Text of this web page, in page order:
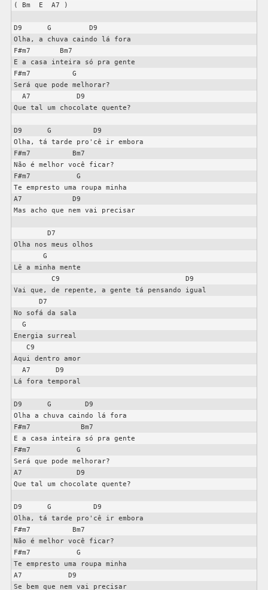
( Bm  E  A7 )
D9      G         D9
Olha, a chuva caindo lá fora
F#m7       Bm7
E a casa inteira só pra gente
F#m7          G
Será que pode melhorar?
Que tal um chocolate quente?
D9      G          D9
Olha, tá tarde pro'cê ir embora
F#m7          Bm7
Não é melhor você ficar?
F#m7           G
Te empresto uma roupa minha
A7            D9
Mas acho que nem vai precisar
Olha nos meus olhos
Lê a minha mente
Vai que, de repente, a gente tá pensando igual
No sofá da sala
Energia surreal
Aqui dentro amor
Lá fora temporal
D9      G        D9
Olha a chuva caindo lá fora
F#m7            Bm7
E a casa inteira só pra gente
F#m7           G
Será que pode melhorar?
A7             D9
Que tal um chocolate quente?
D9      G          D9
Olha, tá tarde pro'cê ir embora
F#m7          Bm7
Não é melhor você ficar?
F#m7           G
Te empresto uma roupa minha
A7           D9
Se bem que nem vai precisar